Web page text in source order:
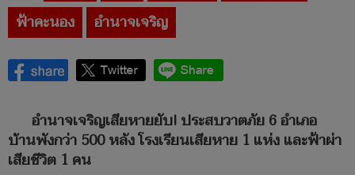
ฟ้าคะนอง
อำนาจเจริญ
อำนาจเจริญเสียหายยับ! ประสบวาตภัย 6 อำเภอ
บ้านพังกว่า 500 หลัง โรงเรียนเสียหาย 1 แห่ง และฟ้าผ่า
เสียชีวิต 1 คน